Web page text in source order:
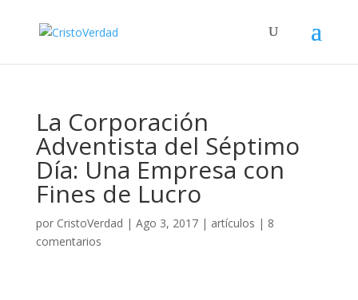
La Corporación
Adventista del Séptimo
Día: Una Empresa con
Fines de Lucro
por CristoVerdad | Ago 3, 2017| artículos | 8
comentarios